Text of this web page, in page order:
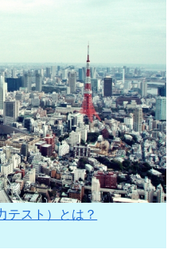
テスト）とは？